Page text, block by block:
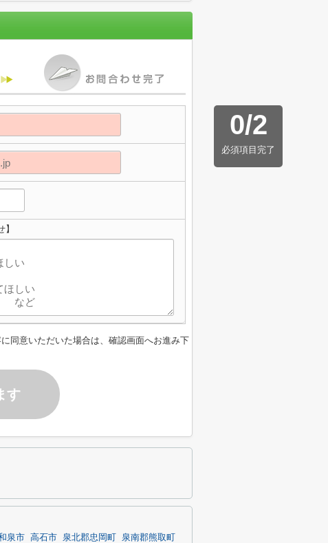
0/2
必須項目完了
同意いただいた場合は、確認画面へお進み下
す
泉市 高石市 泉北郡忠岡町
泉南郡熊取町